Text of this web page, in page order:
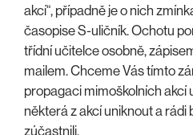
akcí“, případně je o nich
časopise S-uličník. Ochotu
třídní učitelce osobně,
mailem. Chceme Vás tímto
propagaci mimoškolních akcí
některá z akcí uniknout a rádi
zúčastnili.